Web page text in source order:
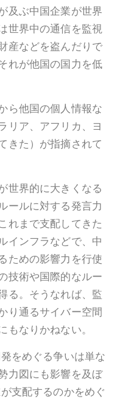
及ぶ中国企業が世界
世界中の通信を監視
産などを盗んだりで
れが他国の国力を低
ら他国の個人情報な
リア、アフリカ、ヨ
きた）が指摘されて
世界的に大きくなる
ールに対する発言力
れまで支配してきた
インフラなどで、中
ための影響力を行使
技術や国際的なルー
る。そうなれば、監
り通るサイバー空間
もなりかねない。
をめぐる争いは単な
力図にも影響を及ぼ
支配するのかをめぐ